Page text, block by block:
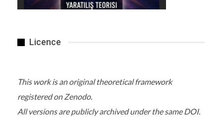
Licence
This work is an original theoretical framework
registered on Zenodo.
All versions are publicly archived under the same DOI.